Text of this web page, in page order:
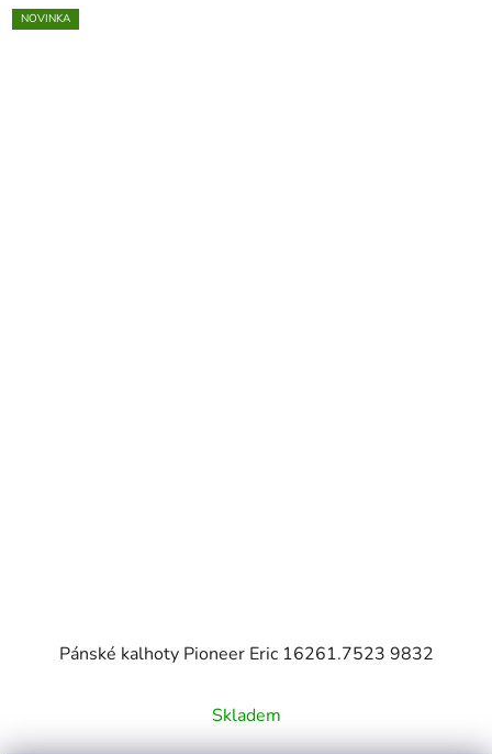
NOVINKA
Pánské kalhoty Pioneer Eric 16261.7523 9832
Skladem